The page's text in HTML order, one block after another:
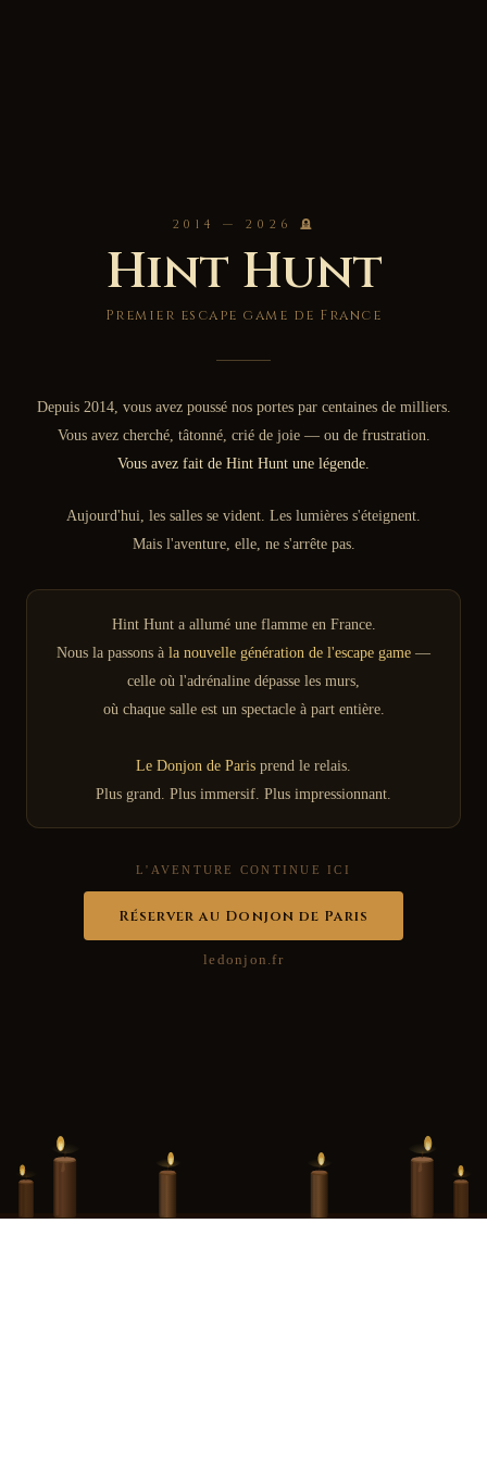
2014 — 2026 🪦
Hint Hunt
Premier escape game de France
Depuis 2014, vous avez poussé nos portes par centaines de milliers.
Vous avez cherché, tâtonné, crié de joie — ou de frustration.
Vous avez fait de Hint Hunt une légende.
Aujourd'hui, les salles se vident. Les lumières s'éteignent.
Mais l'aventure, elle, ne s'arrête pas.
Hint Hunt a allumé une flamme en France.
Nous la passons à la nouvelle génération de l'escape game —
celle où l'adrénaline dépasse les murs,
où chaque salle est un spectacle à part entière.
Le Donjon de Paris prend le relais.
Plus grand. Plus immersif. Plus impressionnant.
L'AVENTURE CONTINUE ICI
Réserver au Donjon de Paris
ledonjon.fr